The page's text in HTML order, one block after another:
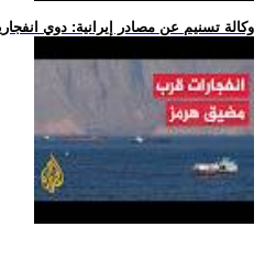
.. وكالة تسنيم عن مصادر إيرانية: دوي